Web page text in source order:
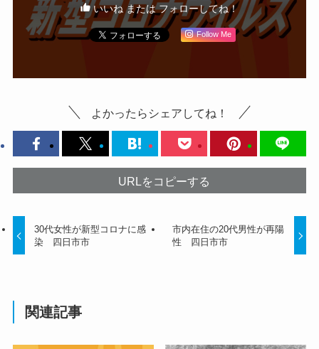
いいね または フォローしてね！
Follow Me
よかったらシェアしてね！
URLをコピーする
30代女性が新型コロナに感
染 四日市市
市内在住の20代男性が再陽
性 四日市市
関連記事